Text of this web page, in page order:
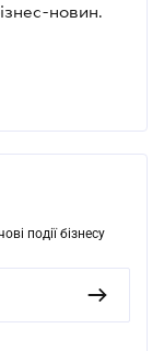
новин.
події бізнесу